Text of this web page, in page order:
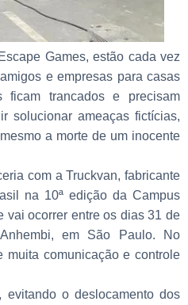
Games, estão cada vez
e empresas para casas
ficam trancados e precisam
solucionar ameaças fictícias,
a morte de um inocente
com a Truckvan, fabricante
na 10ª edição da Campus
vai ocorrer entre os dias 31 de
em São Paulo. No
muita comunicação e controle
o deslocamento dos